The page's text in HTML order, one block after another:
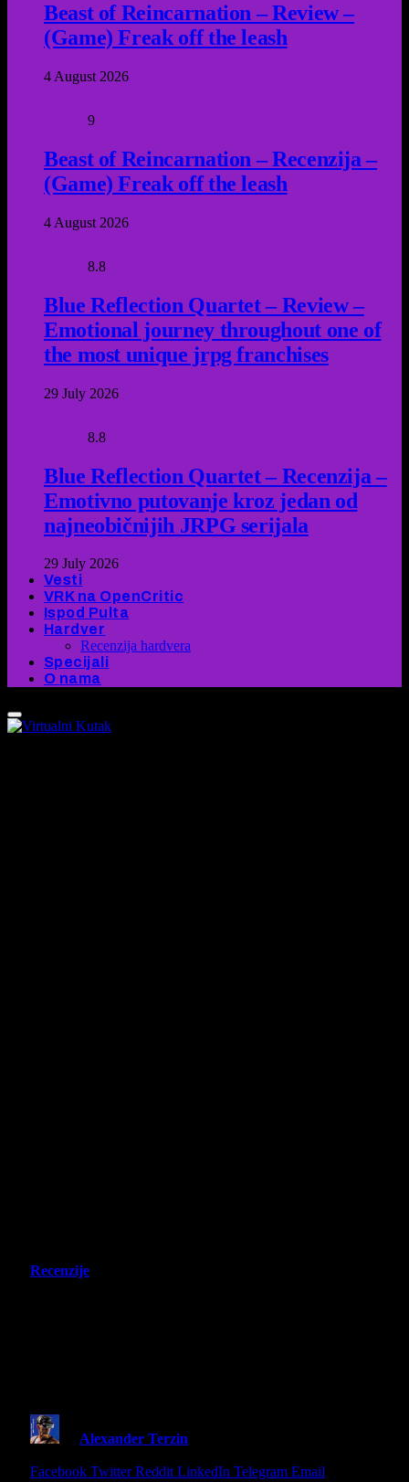
Beast of Reincarnation – Review –
(Game) Freak off the leash
4 August 2026
9
Beast of Reincarnation – Recenzija –
(Game) Freak off the leash
4 August 2026
8.8
Blue Reflection Quartet – Review –
Emotional journey throughout one of
the most unique jrpg franchises
29 July 2026
8.8
Blue Reflection Quartet – Recenzija –
Emotivno putovanje kroz jedan od
najneobičnijih JRPG serijala
29 July 2026
Vesti
VRK na OpenCritic
Ispod Pulta
Hardver
Recenzija hardvera
Specijali
O nama
Recenzije
Alexander Terzin
Facebook Twitter Reddit LinkedIn Telegram Email